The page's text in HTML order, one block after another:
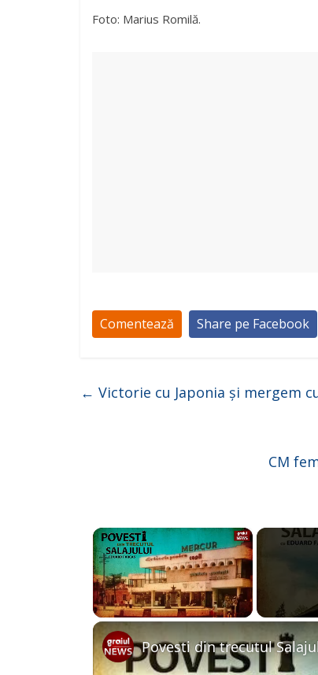
Foto: Marius Romilă.
Comentează Share pe Facebook
← Victorie cu Japonia și mergem
CM
×
Unmute
Povesti din trecutul